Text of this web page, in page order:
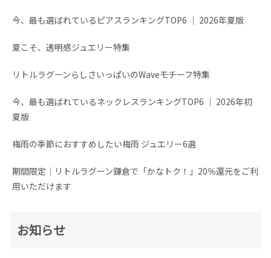
今、最も選ばれているピアスランキングTOP6 │ 2026年夏版
夏こそ、透明感ジュエリー特集
リトルラグーンらしさいっぱいのWaveモチーフ特集
今、最も選ばれているネックレスランキングTOP6 │ 2026年初
夏版
梅雨の季節におすすめしたい梅雨 ジュエリー6選
期間限定│リトルラグーン鎌倉で「かなトク！」20％還元をご利
用いただけます
お知らせ